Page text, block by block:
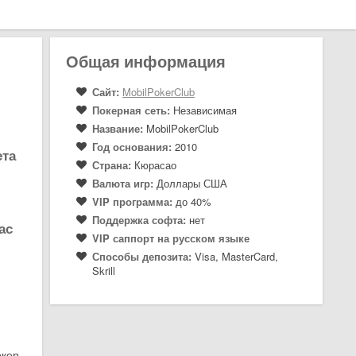
Общая информация
Сайт: MobilPokerClub
Покерная сеть: Независимая
Название: MobilPokerClub
Год основания: 2010
Страна: Кюрасао
Валюта игр: Доллары США
VIP программа: до 40%
Поддержка софта: нет
VIP саппорт на русском языке
Способы депозита: Visa, MasterCard,
Skrill